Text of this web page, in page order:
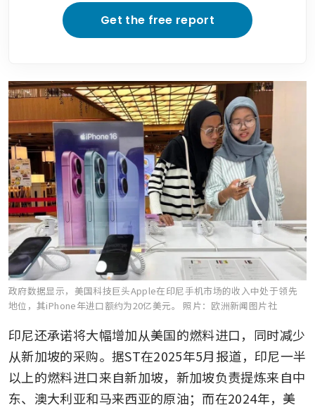
Get the free report
政府数据显示，美国科技巨头Apple在印尼手机市场的收入中处于领先
地位，其iPhone年进口额约为20亿美元。 照片：欧洲新闻图片社
印尼还承诺将大幅增加从美国的燃料进口，同时减少
从新加坡的采购。据ST在2025年5月报道，印尼一半
以上的燃料进口来自新加坡，新加坡负责提炼来自中
东、澳大利亚和马来西亚的原油；而在2024年，美